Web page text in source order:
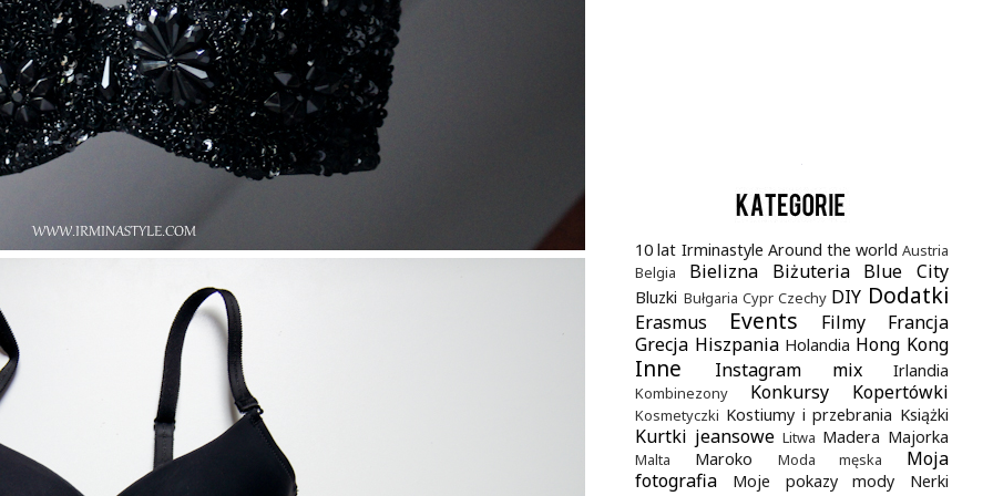
.
10 lat Irminastyle Around the world Austria
Belgia
Bielizna Biżuteria Blue City
Bluzki Bułgaria Cypr Czechy DIY Dodatki
Erasmus Events Filmy
Francja
Grecja Hiszpania Holandia Hong Kong
Inne Instagram mix Irlandia
Kombinezony Konkursy Kopertówki
Kosmetyczki Kostiumy i przebrania Książki
Kurtki jeansowe Litwa Madera Majorka
Malta Maroko Moda męska
Moja
fotografia
Moje pokazy mody Nerki